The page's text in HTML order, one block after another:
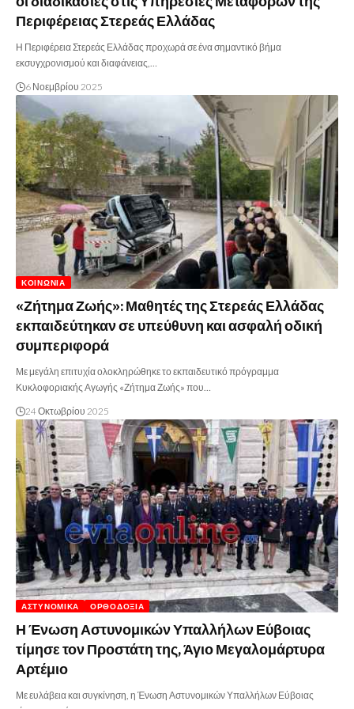
Περιφέρειας Στερεάς Ελλάδας
Η Περιφέρεια Στερεάς Ελλάδας προχωρά σε ένα σημαντικό βήμα
εκσυγχρονισμού και διαφάνειας,…
6 Νοεμβρίου 2025
ΚΟΙΝΩΝΊΑ
«Ζήτημα Ζωής»: Μαθητές της Στερεάς Ελλάδας
εκπαιδεύτηκαν σε υπεύθυνη και ασφαλή οδική
συμπεριφορά
Με μεγάλη επιτυχία ολοκληρώθηκε το εκπαιδευτικό πρόγραμμα
Κυκλοφοριακής Αγωγής «Ζήτημα Ζωής» που…
24 Οκτωβρίου 2025
ΑΣΤΥΝΟΜΙΚΆ ΟΡΘΟΔΟΞΊΑ
Η Ένωση Αστυνομικών Υπαλλήλων Εύβοιας
τίμησε τον Προστάτη της, Άγιο Μεγαλομάρτυρα
Αρτέμιο
Με ευλάβεια και συγκίνηση, η Ένωση Αστυνομικών Υπαλλήλων Εύβοιας